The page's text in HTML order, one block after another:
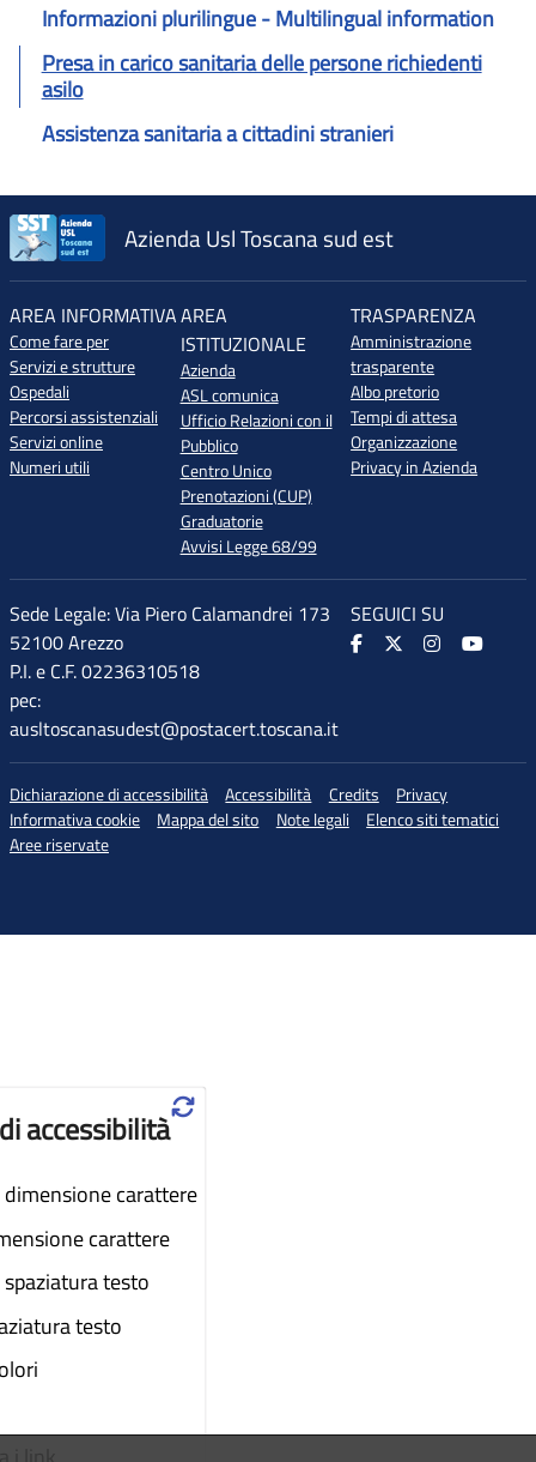
Informazioni plurilingue - Multilingual information
Presa in carico sanitaria delle persone richiedenti
asilo
Assistenza sanitaria a cittadini stranieri
Azienda Usl Toscana sud est
AREA INFORMATIVA
Come fare per
Servizi e strutture
Ospedali
Percorsi assistenziali
Servizi online
Numeri utili
AREA
ISTITUZIONALE
Azienda
ASL comunica
Ufficio Relazioni con il
Pubblico
Centro Unico
Prenotazioni (CUP)
Graduatorie
Avvisi Legge 68/99
TRASPARENZA
Amministrazione
trasparente
Albo pretorio
Tempi di attesa
Organizzazione
Privacy in Azienda
Sede Legale: Via Piero Calamandrei 173
52100 Arezzo
P.I. e C.F. 02236310518
pec:
ausltoscanasudest@postacert.toscana.it
SEGUICI SU
Dichiarazione di accessibilità Accessibilità Credits
Privacy
Informativa cookie
Mappa del sito Note legali
Elenco siti tematici
Aree riservate
accessibilità
carattere
carattere
testo
testo